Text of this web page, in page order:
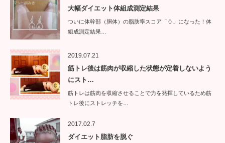
大幅ダイエット体組成測定結果
ついに体幹部（胴体）の脂肪率スコア「０」になった！体
組成測定結果…
2019.07.21
筋トレ後は筋肉が収縮した状態が定着しないよう
にスト…
筋トレは筋肉を収縮させることで力を発揮しているため筋
トレ後にストレッチを…
2017.02.7
ダイエット脂肪を脱ぐ